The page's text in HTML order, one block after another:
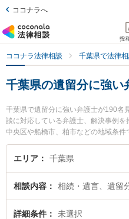
ココナラへ
投
ココナラ法律相談 千葉県で法律
千葉県の遺留分に強い
千葉県で遺留分に強い弁護士が190名
談に対応している弁護士、解決事例
中央区や船橋市、柏市などの地域条
関係する家族間の相続トラブルや認
絞り込み検索もでき便利です。特に
ます。『千葉県で土日や夜間に発生
相談したい』『遺留分のトラブル解
い』『初回相談無料で遺留分を法律
エリア 千葉県
相談内容 相続・遺言、遺留
詳細条件 未選択